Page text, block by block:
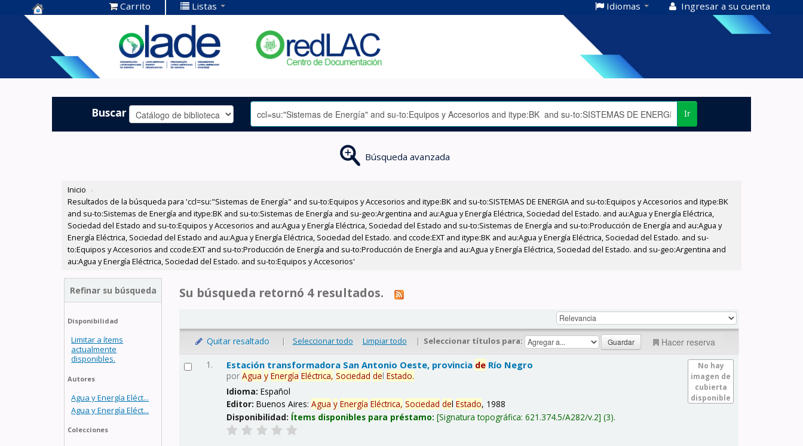
Centro de
Documentación
OLADE -
Carrito Listas Idiomas Ingresar a su cuenta
Buscar Ir
Búsqueda avanzada
Inicio ›
Resultados de la búsqueda para 'ccl=su:"Sistemas de Energía" and su-to:Equipos y Accesorios and itype:BK and su-to:SISTEMAS DE ENERGIA and su-to:Equipos y Accesorios and itype:BK
and su-to:Sistemas de Energía and itype:BK and su-to:Sistemas de Energía and su-geo:Argentina and au:Agua y Energía Eléctrica, Sociedad del Estado. and au:Agua y Energía Eléctrica,
Sociedad del Estado and su-to:Equipos y Accesorios and au:Agua y Energía Eléctrica, Sociedad del Estado and su-to:Sistemas de Energía and su-to:Producción de Energía and au:Agua y
Energía Eléctrica, Sociedad del Estado and au:Agua y Energía Eléctrica, Sociedad del Estado. and ccode:EXT and itype:BK and au:Agua y Energía Eléctrica, Sociedad del Estado. and su-
to:Equipos y Accesorios and ccode:EXT and su-to:Producción de Energía and su-to:Producción de Energía and au:Agua y Energía Eléctrica, Sociedad del Estado. and su-geo:Argentina and
au:Agua y Energía Eléctrica, Sociedad del Estado. and su-to:Equipos y Accesorios'
Refinar su búsqueda
Disponibilidad
Limitar a ítems
actualmente
disponibles.
Autores
Agua y Energía Eléct...
Agua y Energía Eléct...
Colecciones
Su búsqueda retornó 4 resultados.
Quitar resaltado | Seleccionar todo Limpiar todo | Seleccionar títulos para: Hacer reserva
1.
No hay
imagen de
cubierta
disponible
Estación transformadora San Antonio Oeste, provincia de Río Negro
porAgua y Energía Eléctrica, Sociedad delEstado.
Idioma:Español
Editor:Buenos Aires:Agua y Energía Eléctrica, Sociedad delEstado, 1988
Disponibilidad: Ítems disponibles para préstamo: Signatura topográfica:621.374.5/A282/v.2 (3).